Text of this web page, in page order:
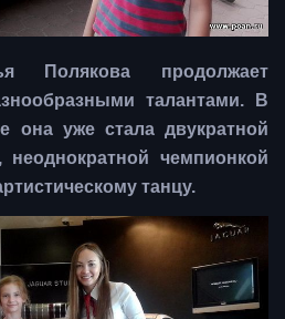
Полякова продолжает
талантами. В
она уже стала двукратной
чемпионкой
танцу.